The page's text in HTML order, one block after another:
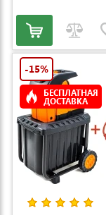
-15%
БЕСПЛАТНАЯ
ДОСТАВКА